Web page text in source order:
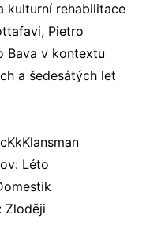
kulturní rehabilitace
Pietro
Bava v kontextu
a šedesátých let
Léto
Zloději